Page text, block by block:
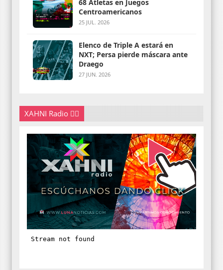
68 Atletas en Juegos
Centroamericanos
25 JUL. 2026
Elenco de Triple A estará en
NXT; Persa pierde máscara ante
Draego
27 JUN. 2026
XAHNI Radio 👇🏽